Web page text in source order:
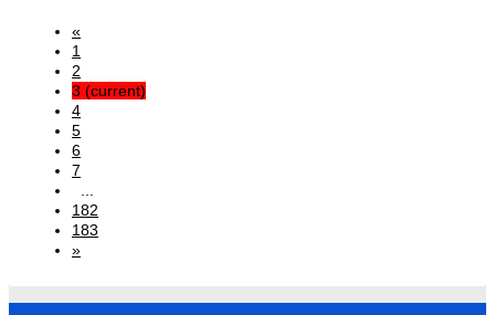
«
1
2
3 (current)
4
5
6
7
182
183
»